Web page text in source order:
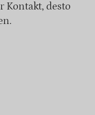
Kontakt, desto